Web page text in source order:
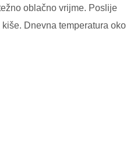
oblačno vrijme. Poslije
Dnevna temperatura oko